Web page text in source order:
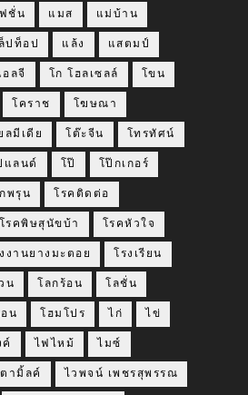
ชั่น แมส แม่บ้าน
ปท็อป แล้ง แสตมป์
อลจี โก โฮลเซลล์ โขน
โคราช โฆษณา
ลมีเดีย โต๊ะจีน โทรทัศน์
แลนด์ โป๊ โป๊กเกอร์
พรุน โรคติดต่อ
โรคพิษสุนัขบ้า โรคหัวใจ
งานยางมะตอย โรงเรียน
น โลกร้อน โลชั่น
น โฮมโปร ไก่ ไข่
ไฟไหม้ ไมซ์
ามิ้ลค์ ไวพจน์ เพชรสุพรรณ